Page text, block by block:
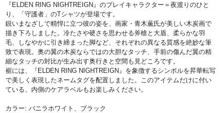
『ELDEN RING NIGHTREIGN』のプレイキャラクター＝夜渡りのひと
り、「守護者」のTシャツが登場です。
鋭いまなざしで精悍に立つ彼の姿を、画家・青木薫氏が美しい木炭画で
描き下ろしました。冷たさや硬さを思わせる斧槍と大盾、柔らかな羽
毛、しなやかに引き締まった脚など、それぞれの異なる質感を絶妙な筆
致で表現。奥の翼の木炭ならではの大胆なタッチ、手前の傷んだ翼の精
細なタッチの対比が生み出す奥行きと空間も見どころです。
裾には、『ELDEN RING NIGHTREIGN』を象徴するシンボルを昇華転写
で美しく表現したネームタグを配置しました。このアイテムだけに付い
ている、内側のケアラベルもお楽しみください。
カラー: バニラホワイト、ブラック